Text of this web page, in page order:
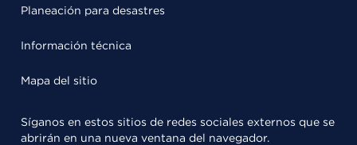
Planeación para desastres
Información técnica
Mapa del sitio
Síganos en estos sitios de redes sociales externos que se
abrirán en una nueva ventana del navegador.